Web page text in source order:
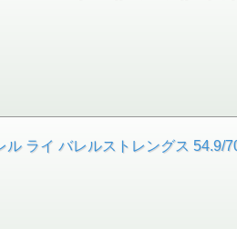
ル ライ バレルストレングス 54.9/